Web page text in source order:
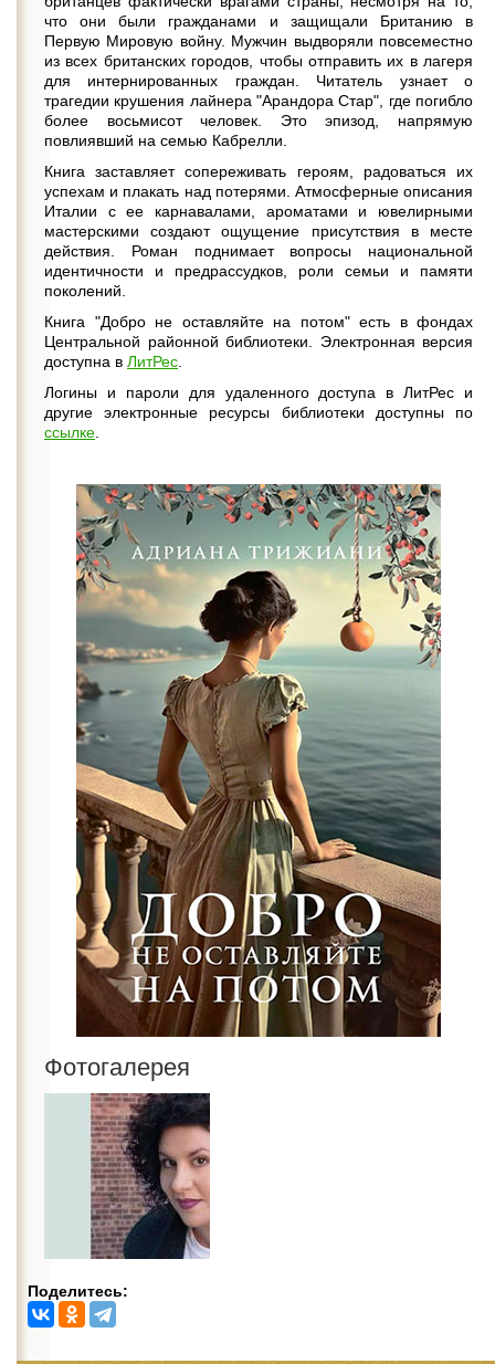
что они были гражданами и защищали Британию в
Первую Мировую войну. Мужчин выдворяли повсеместно
из всех британских городов, чтобы отправить их в лагеря
для интернированных граждан. Читатель узнает о
трагедии крушения лайнера "Арандора Стар", где погибло
более восьмисот человек. Это эпизод, напрямую
повлиявший на семью Кабрелли.
Книга заставляет сопереживать героям, радоваться их
успехам и плакать над потерями. Атмосферные описания
Италии с ее карнавалами, ароматами и ювелирными
мастерскими создают ощущение присутствия в месте
действия. Роман поднимает вопросы национальной
идентичности и предрассудков, роли семьи и памяти
поколений.
Книга "Добро не оставляйте на потом" есть в фондах
Центральной районной библиотеки. Электронная версия
доступна в ЛитРес
Логины и пароли для удаленного доступа в ЛитРес и
другие электронные ресурсы библиотеки доступны по
ссылке
Фотогалерея
Поделитесь: